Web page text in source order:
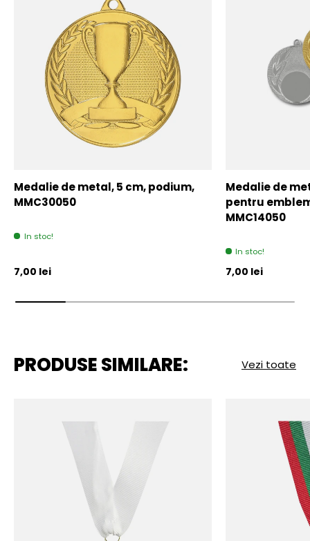
Medalie de metal, 5 cm, podium,
MMC30050
In stoc!
Pret initial
7,00 lei
Medalie de
pentru
MMC14050
In stoc!
Pret initial
7,00 lei
PRODUSE SIMILARE: Vezi toate